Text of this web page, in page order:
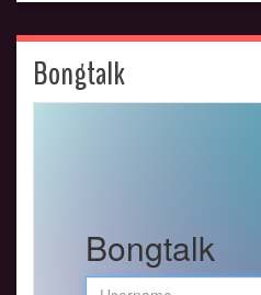
Bongtalk